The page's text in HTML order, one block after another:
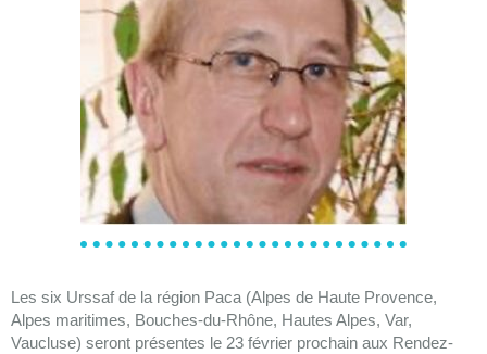
Les six Urssaf de la région Paca (Alpes de Haute Provence,
Alpes maritimes, Bouches-du-Rhône, Hautes Alpes, Var,
Vaucluse) seront présentes le 23 février prochain aux Rendez-